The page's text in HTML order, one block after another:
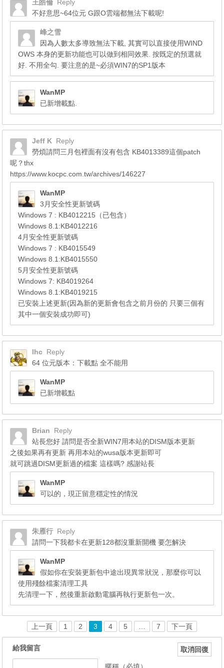
王皓倫 Reply
不好意思~64位元 G跟O雲端都無法下載呢!
峰之雪
因為人數太多導致無法下載, 其實可以直接使用WIND
OWS 本身的更新功能也可以做到相同效果. 按既定的預選就
好. 不用全勾. 要注意的是~必須WIN7的SP1版本
WanMP
已新增載點.
Jeff K
Reply
勞煩請問三月包裡面有沒有包含 KB4013389這個patch
呢？thx
https://www.kocpc.com.tw/archives/146227
WanMP
3月安全性更新號碼
Windows 7 : KB4012215（已包含）
Windows 8.1:KB4012216
4月安全性更新號碼
Windows 7 : KB4015549
Windows 8.1:KB4015550
5月安全性更新號碼
Windows 7: KB4019264
Windows 8.1:KB4019215
已安裝上述更新(因為新的更新會包含之前月份的 只要三個有
其中一個安裝成功即可)
lhc Reply
64 位元版本：下載點 全不能用
WanMP
已新增載點
Brian
Reply
站長您好 請問是否全新WIN7用本站的DISM版本更新
之後如果再有更新 再用本站的wusa版本更新即可
就可跳過DISM更新過的檔案 這樣嗎? 感謝站長
WanMP
可以的，現正留意穩定性的情況
朱雁行 Reply
請問一下我都卡在更新128都沒重新開機 要怎解決
WanMP
假如你在安裝更新包中途出現異常狀況，那麼你可以
使用殘餘檔案清理工具
先清理一下，然後重新啟動電腦再執行更新包一次。
上一頁 1 2 3 4 5 7 下一頁
給我留言 取消回復